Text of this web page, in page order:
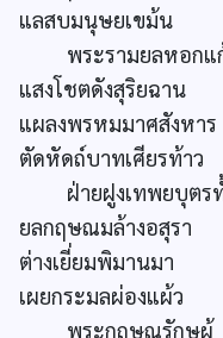
แลสบมนุษยเขม้น
พระรามยลหอกแ
แสงโชตดังสุริยฉาน
แผลงพรหมมาศสังหาร
ตัดหัดถ์บาทเศียรท้าว
ฝ่ายฝูงเทพยบุตร
ยลกฤษณมล้างอสุรา
ต่างเยี่ยมพิมานมา
เผยกระมลผ่องแผ้ว
พระกฤษณรักษผู้